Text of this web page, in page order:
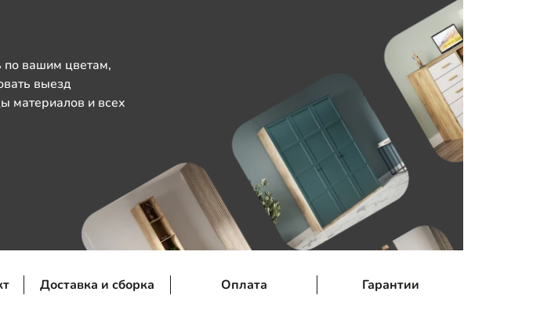
по вашим цветам,
выезд
материалов и всех
Доставка и сборка Оплата Гарантии